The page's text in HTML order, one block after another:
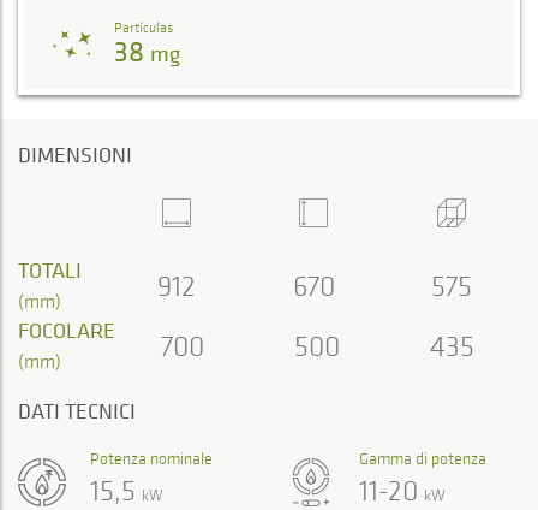
Partículas
38 mg
DIMENSIONI
TOTALI
(mm) 912 670 575
FOCOLARE
(mm) 700 500 435
DATI TECNICI
Gamma di potenza
11-20 kW
Potenza nominale
15,5 kW